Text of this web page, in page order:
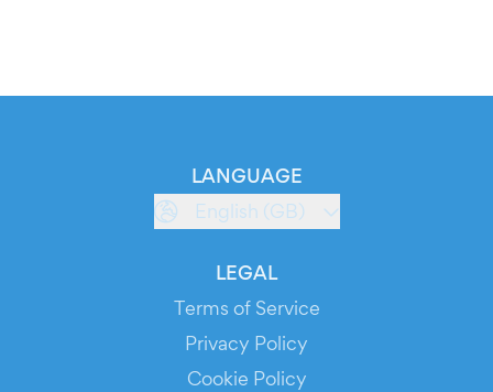
LANGUAGE
English (GB)
LEGAL
Terms of Service
Privacy Policy
Cookie Policy